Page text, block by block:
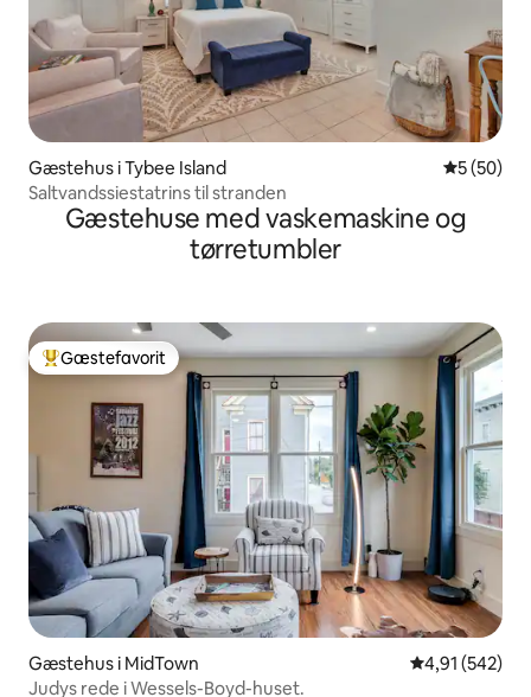
Gæstehus i Tybee Island 5 ud af 5 i
5 (50)
Saltvandssiestatrins til stranden
Gæstehuse med vaskemaskine og
tørretumbler
Bedste gæstefavorit
Gæstefavorit
Gæstehus i MidTown 4,91 ud af 5 i
4,91 (542)
Judys rede i Wessels-Boyd-huset.